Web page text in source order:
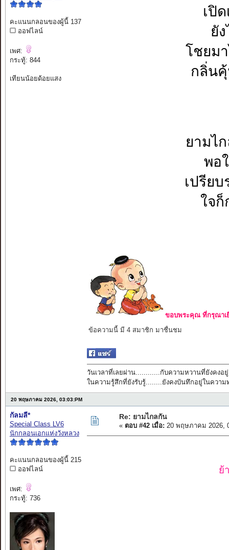
คะแนนกลอนของผู้นี้ 137
ออฟไลน์
เพศ:
กระทู้: 844
เทียนน้อยด้อยแสง
เปิ
ยั
โชยม
กลิ่นคุ้
ยามไ
พอ
เปรีย
ใจก็
ขอบพระคุณ ที่กรุณาเ
ข้อความนี้ มี 4 สมาชิก มาชื่นชม
วันเวลาที่เลยผ่าน............กับความหวานที่ยังคงอยู่
ในความรู้สึกที่ยังรับรู้........ยังคงบันทึกอยู่ในความ
20 พฤษภาคม 2026, 03:03:PM
กัลมลี*
Special Class LV6
นักกลอนเอกแห่งวังหลวง
คะแนนกลอนของผู้นี้ 215
ออฟไลน์
เพศ:
กระทู้: 736
Re: ยามไกลกัน
« ตอบ #42 เมื่อ: 20 พฤษภาคม 2026,
ย้